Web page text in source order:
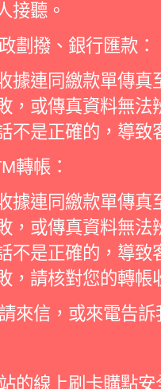
接聽。
劃撥、銀行匯款：
據連同繳款單傳真
，或傳真資料無法
不是正確的，導
轉帳：
據連同繳款單傳真
，或傳真資料無法
不是正確的，導
，請核對您的轉帳
來信，或來電告
的線上刷卡購點安